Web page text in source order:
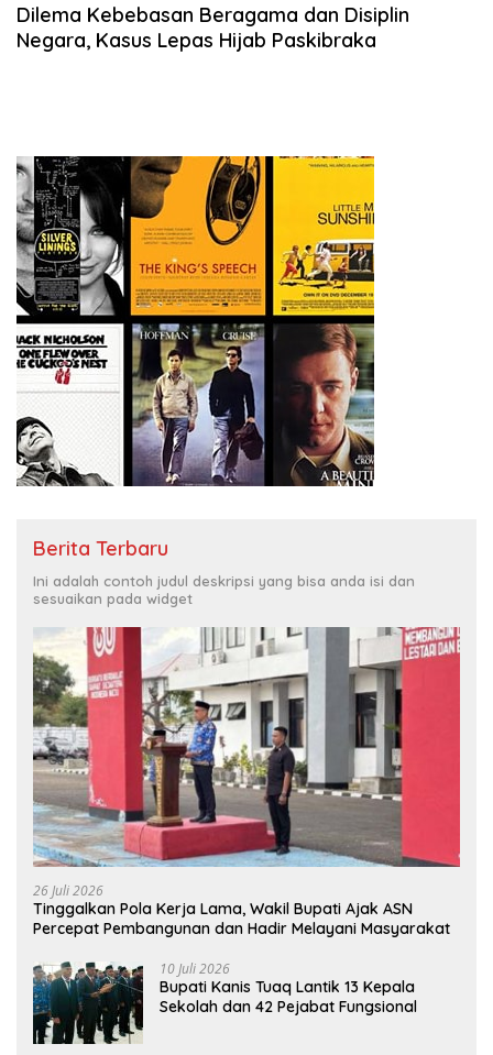
Dilema Kebebasan Beragama dan Disiplin
Negara, Kasus Lepas Hijab Paskibraka
Berita Terbaru
Ini adalah contoh judul deskripsi yang bisa anda isi dan
sesuaikan pada widget
26 Juli 2026
Tinggalkan Pola Kerja Lama, Wakil Bupati Ajak ASN
Percepat Pembangunan dan Hadir Melayani Masyarakat
10 Juli 2026
Bupati Kanis Tuaq Lantik 13 Kepala
Sekolah dan 42 Pejabat Fungsional